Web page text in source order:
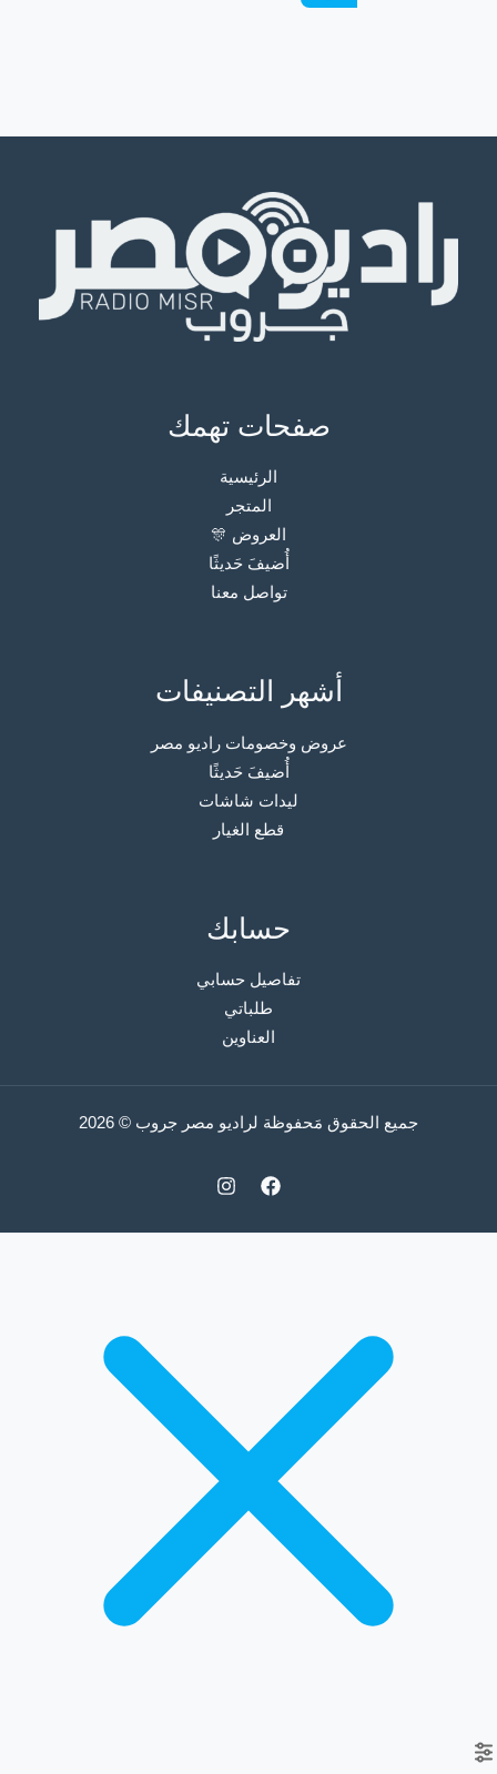
صفحات تهمك
الرئيسية
المتجر
العروض 🎊
أُضيفَ حَديثًا
تواصل معنا
أشهر التصنيفات
عروض وخصومات راديو مصر
أُضيفَ حَديثًا
ليدات شاشات
قطع الغيار
حسابك
تفاصيل حسابي
طلباتي
العناوين
جميع الحقوق مَحفوظة لراديو مصر جروب © 2026